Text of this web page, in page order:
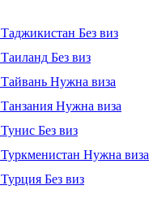
Таджикистан Без виз
Таиланд Без виз
Тайвань Нужна виза
Танзания Нужна виза
Тунис Без виз
Туркменистан Нужна виза
Турция Без виз